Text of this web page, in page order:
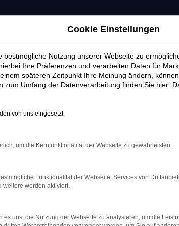
Cookie Einstellungen
bestmögliche Nutzung unserer Webseite zu
Ihre Präferenzen und verarbeiten Daten für
späteren Zeitpunkt Ihre Meinung ändern,
zum Umfang der Datenverarbeitung finden Sie hier:
von uns eingesetzt:
um die Kernfunktionalität der Webseite zu gewährleisten.
Funktionalität der Webseite. Services von
weitere werden aktiviert.
es uns, die Nutzung der Webseite zu analysieren, um die